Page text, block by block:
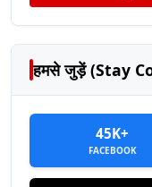
हमसे जुड़ें (Stay
45K+
FACEBOOK